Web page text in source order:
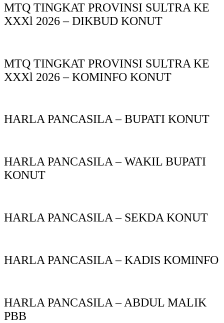
MTQ TINGKAT PROVINSI SULTRA KE
XXXl 2026 – DIKBUD KONUT
MTQ TINGKAT PROVINSI SULTRA KE
XXXl 2026 – KOMINFO KONUT
HARLA PANCASILA – BUPATI KONUT
HARLA PANCASILA – WAKIL BUPATI
KONUT
HARLA PANCASILA – SEKDA KONUT
HARLA PANCASILA – KADIS KOMINFO
HARLA PANCASILA – ABDUL MALIK
PBB